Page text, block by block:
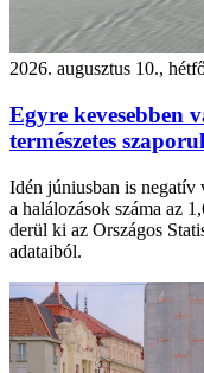
2026. augusztus 10.,
Egyre kevesebben
természetes
Idén júniusban is negatív
a halálozások száma az
derül ki az Országos
adataiból.